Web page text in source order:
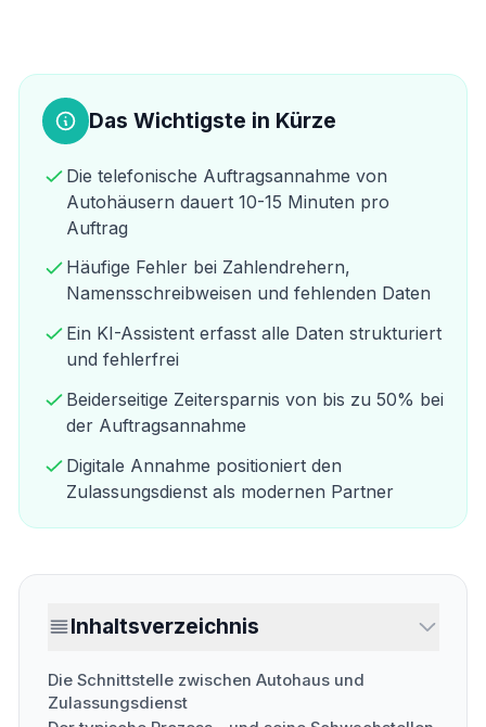
Das Wichtigste in Kürze
Die telefonische Auftragsannahme von
Autohäusern dauert 10-15 Minuten pro
Auftrag
Häufige Fehler bei Zahlendrehern,
Namensschreibweisen und fehlenden Daten
Ein KI-Assistent erfasst alle Daten strukturiert
und fehlerfrei
Beiderseitige Zeitersparnis von bis zu 50% bei
der Auftragsannahme
Digitale Annahme positioniert den
Zulassungsdienst als modernen Partner
Inhaltsverzeichnis
Die Schnittstelle zwischen Autohaus und
Zulassungsdienst